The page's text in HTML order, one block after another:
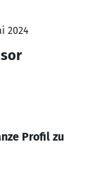
2024
Profil zu